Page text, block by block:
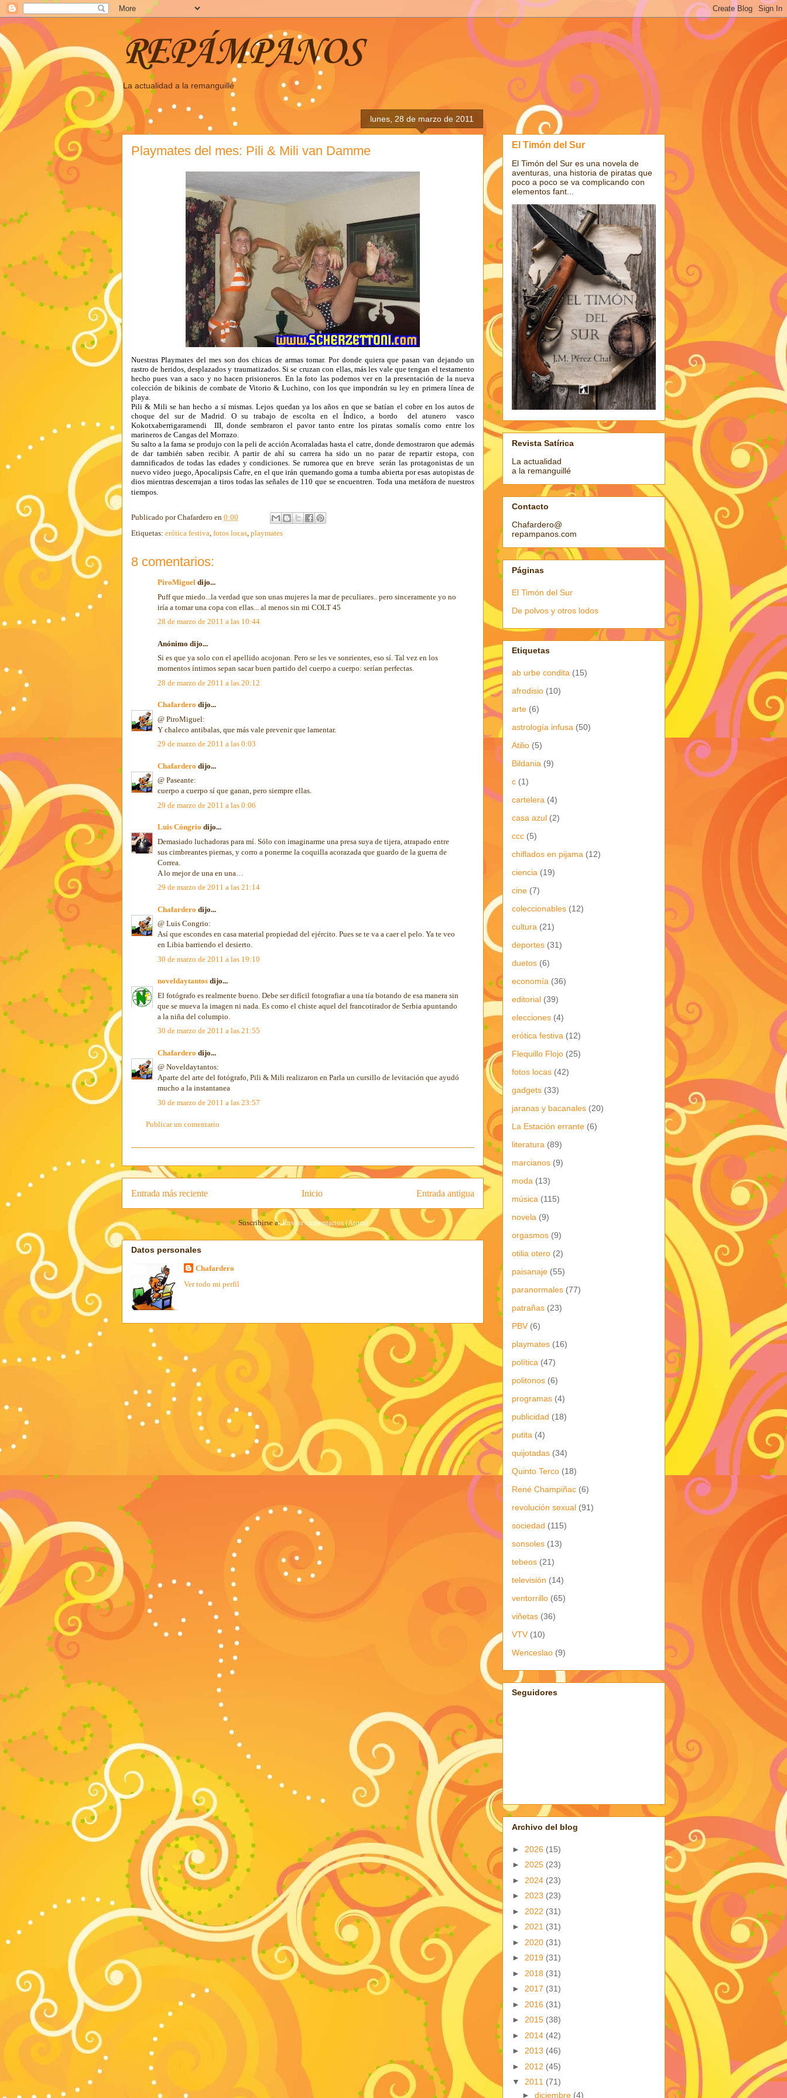
REPÁMPANOS
La actualidad a la remanguillé
lunes, 28 de marzo de 2011
Playmates del mes: Pili & Mili van Damme
Nuestras Playmates del mes son dos chicas de armas tomar. Por donde quiera que pasan van dejando un
rastro de heridos, desplazados y traumatizados. Si se cruzan con ellas, más les vale que tengan el testamento
hecho pues van a saco y no hacen prisioneros. En la foto las podemos ver en la presentación de la nueva
colección de bikinis de combate de Vitorio & Luchino, con los que impondrán su ley en primera línea de
playa.
Pili & Mili se han hecho a sí mismas. Lejos quedan ya los años en que se batían el cobre en los autos de
choque del sur de Madrid. O su trabajo de escolta en el Índico, a bordo del atunero vasco
Kokotxaberrigaramendi III, donde sembraron el pavor tanto entre los piratas somalís como entre los
marineros de Cangas del Morrazo.
Su salto a la fama se produjo con la peli de acción Acorraladas hasta el catre, donde demostraron que además
de dar también saben recibir. A partir de ahí su carrera ha sido un no parar de repartir estopa, con
damnificados de todas las edades y condiciones. Se rumorea que en breve serán las protagonistas de un
nuevo video juego, Apocalipsis Cafre, en el que irán quemando goma a tumba abierta por esas autopistas de
dios mientras descerrajan a tiros todas las señales de 110 que se encuentren. Toda una metáfora de nuestros
tiempos.
Publicado porChafardero en 0:00
Etiquetas: erótica festiva, fotos locas, playmates
8 comentarios:
PiroMiguel dijo...
Puff que miedo...la verdad que son unas mujeres la mar de peculiares.. pero sinceramente yo no
iría a tomar una copa con ellas... al menos sin mi COLT 45
28 de marzo de 2011 a las 10:44
Anónimo dijo...
Si es que ya solo con el apellido acojonan. Pero se les ve sonrientes, eso sí. Tal vez en los
momentos íntimos sepan sacar buen partido del cuerpo a cuerpo: serían perfectas.
28 de marzo de 2011 a las 20:12
Chafardero dijo...
@ PiroMiguel:
Y chaleco antibalas, que más vale prevenir que lamentar.
29 de marzo de 2011 a las 0:03
Chafardero dijo...
@ Paseante:
cuerpo a cuerpo sí que ganan, pero siempre ellas.
29 de marzo de 2011 a las 0:06
Luis Cóngrio dijo...
Demasiado luchadoras para mí. Sólo con imaginarme una presa suya de tijera, atrapado entre
sus cimbreantes piernas, y corro a ponerme la coquilla acorazada que guardo de la guerra de
Correa.
A lo mejor de una en una…
29 de marzo de 2011 a las 21:14
Chafardero dijo...
@ Luis Congrio:
Así que escondes en casa material propiedad del ejército. Pues se te va a caer el pelo. Ya te veo
en Libia barriendo el desierto.
30 de marzo de 2011 a las 19:10
noveldaytantos dijo...
El fotógrafo es realmente bueno. Debe ser difícil fotografiar a una tía botando de esa manera sin
que se mueva la imagen ni nada. Es como el chiste aquel del francotirador de Serbia apuntando
a la niña del columpio.
30 de marzo de 2011 a las 21:55
Chafardero dijo...
@ Noveldaytantos:
Aparte del arte del fotógrafo, Pili & Mili realizaron en Parla un cursillo de levitación que ayudó
mucho a la instantanea
30 de marzo de 2011 a las 23:57
Publicar un comentario
Entrada más reciente Entrada antigua
Inicio
Suscribirse a:Enviar comentarios (Atom)
Datos personales
Chafardero
Ver todo mi perfil
El Timón del Sur
El Timón del Sur es una novela de
aventuras, una historia de piratas que
poco a poco se va complicando con
elementos fant...
Revista Satírica
La actualidad
a la remanguillé
Contacto
Chafardero@
repampanos.com
Páginas
El Timón del Sur
De polvos y otros lodos
Etiquetas
ab urbe condita (15)
afrodisio (10)
arte (6)
astrología infusa (50)
Atilio (5)
Bildania (9)
c (1)
cartelera (4)
casa azul (2)
ccc (5)
chiflados en pijama (12)
ciencia (19)
cine (7)
coleccionables (12)
cultura (21)
deportes (31)
duetos (6)
economía (36)
editorial (39)
elecciones (4)
erótica festiva (12)
Flequillo Flojo (25)
fotos locas (42)
gadgets (33)
jaranas y bacanales (20)
La Estación errante (6)
literatura (89)
marcianos (9)
moda (13)
música (115)
novela (9)
orgasmos (9)
otilia otero (2)
paisanaje (55)
paranormales (77)
patrañas (23)
PBV (6)
playmates (16)
política (47)
politonos (6)
programas (4)
publicidad (18)
putita (4)
quijotadas (34)
Quinto Terco (18)
René Champiñac (6)
revolución sexual (91)
sociedad (115)
sonsoles (13)
tebeos (21)
televisión (14)
ventorrillo (65)
viñetas (36)
VTV (10)
Wenceslao (9)
Seguidores
Archivo del blog
► 2026 (15)
► 2025 (23)
► 2024 (23)
► 2023 (23)
► 2022 (31)
► 2021 (31)
► 2020 (31)
► 2019 (31)
► 2018 (31)
► 2017 (31)
► 2016 (31)
► 2015 (38)
► 2014 (42)
► 2013 (46)
► 2012 (45)
▼ 2011 (71)
► diciembre (4)